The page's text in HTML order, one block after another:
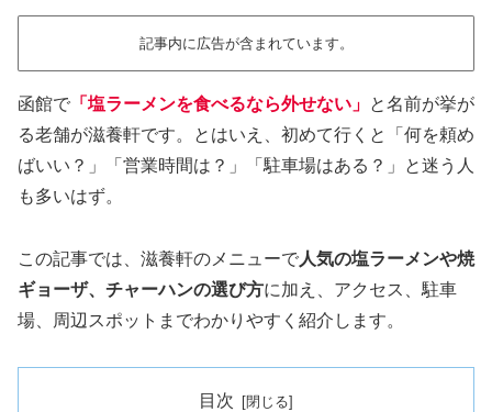
記事内に広告が含まれています。
函館で 「塩ラーメンを食べるなら外せない」 と名前が挙が
る老舗が滋養軒です。とはいえ、初めて行くと「何を頼め
ばいい？」「営業時間は？」「駐車場はある？」と迷う人
も多いはず。
この記事では、滋養軒のメニューで人気の塩ラーメンや焼
ギョーザ、チャーハンの選び方に加え、アクセス、駐車
場、周辺スポットまでわかりやすく紹介します。
目次